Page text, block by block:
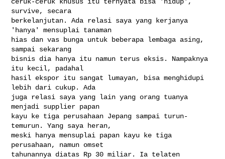
survive, secara
berkelanjutan. Ada relasi saya yang kerjanya
'hanya' mensuplai tanaman
hias dan vas bunga untuk beberapa lembaga asing,
sampai sekarang
bisnis dia hanya itu namun terus eksis. Nampaknya
itu kecil, padahal
hasil ekspor itu sangat lumayan, bisa menghidupi
lebih dari cukup. Ada
juga relasi saya yang lain yang orang tuanya
menjadi supplier papan
kayu ke tiga perusahaan Jepang sampai turun-
temurun. Yang saya heran,
meski hanya mensuplai papan kayu ke tiga
perusahaan, namun omset
tahunannya diatas Rp 30 miliar. Ia telaten